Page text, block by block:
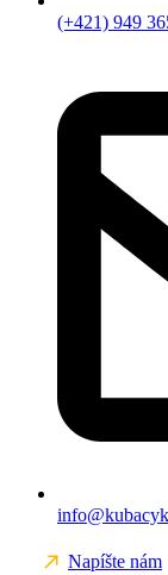
(+421) 949
Napíšte nám